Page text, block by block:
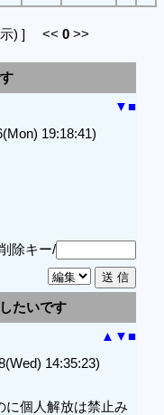
示) ] << 0 >>
▼■
19:18:41)
除キー/
たいです
▲ ▼■
14:35:23)
に個人解放は禁止み